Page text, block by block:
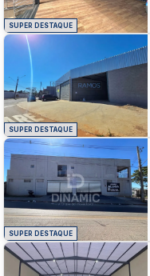
SUPER DESTAQUE
SUPER DESTAQUE
SUPER DESTAQUE